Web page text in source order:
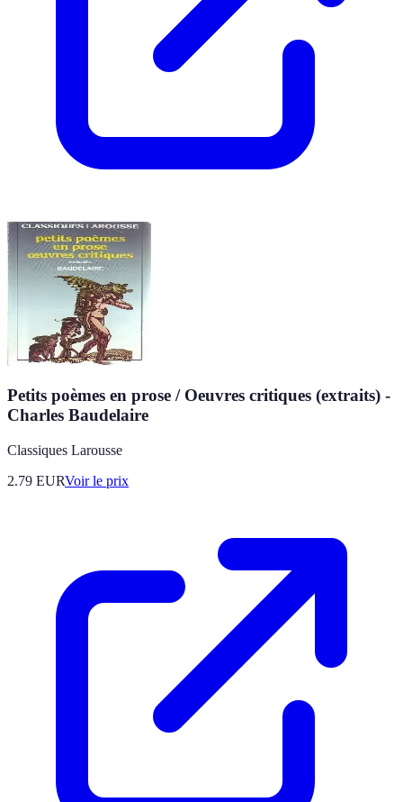
Petits poèmes en prose / Oeuvres critiques (extraits) -
Charles Baudelaire
Classiques Larousse
2.79 EURVoir le prix